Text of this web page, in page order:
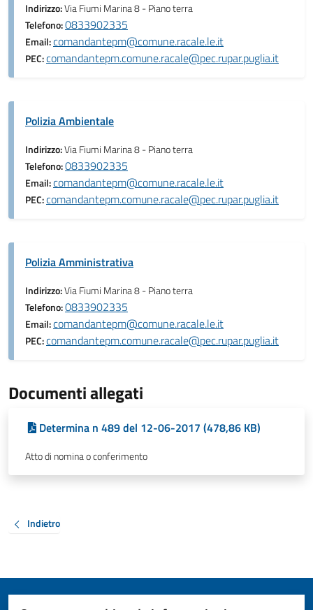
Indirizzo:Via Fiumi Marina 8 - Piano terra
Telefono:0833902335
Email:comandantepm@comune.racale.le.it
PEC:comandantepm.comune.racale@pec.rupar.puglia.it
Polizia Ambientale
Indirizzo:Via Fiumi Marina 8 - Piano terra
Telefono:0833902335
Email:comandantepm@comune.racale.le.it
PEC:comandantepm.comune.racale@pec.rupar.puglia.it
Polizia Amministrativa
Indirizzo:Via Fiumi Marina 8 - Piano terra
Telefono:0833902335
Email:comandantepm@comune.racale.le.it
PEC:comandantepm.comune.racale@pec.rupar.puglia.it
Documenti allegati
Determina n 489 del 12-06-2017 (478,86 KB)
Atto di nomina o conferimento
Indietro